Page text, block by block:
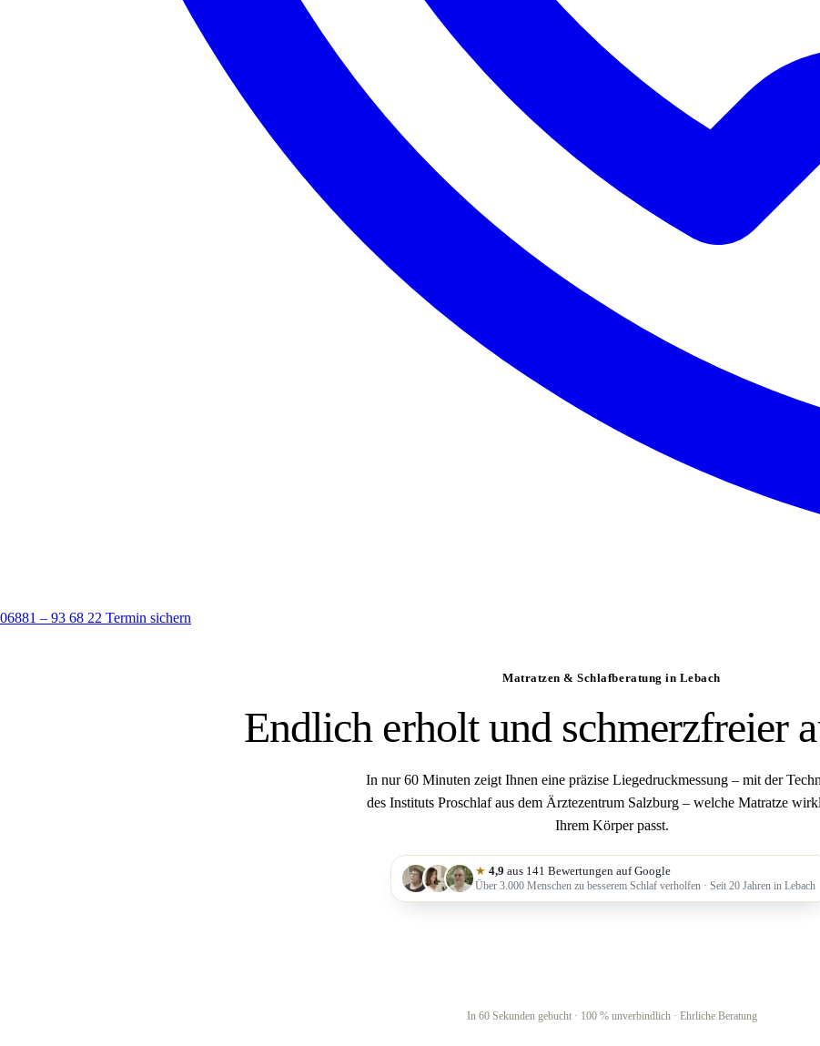
06881 – 93 68 22 Termin sichern
Matratzen & Schlafberatung in Lebach
Endlich erholt und schmerzfreier
In nur 60 Minuten zeigt Ihnen eine präzise Liegedruckmessung – mit der
des Instituts Proschlaf aus dem Ärztezentrum Salzburg – welche Matratze
Ihrem Körper passt.
★ 4,9 aus 141 Bewertungen auf Google
Über 3.000 Menschen zu besserem Schlaf verholfen · Seit 20 Jahren in Lebach
In 60 Sekunden gebucht · 100 % unverbindlich · Ehrliche Beratung